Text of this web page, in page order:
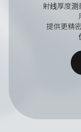
射线厚度测
提供更精